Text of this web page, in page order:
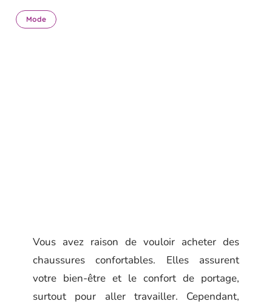
Mode
Vous avez raison de vouloir acheter des
chaussures confortables. Elles assurent
votre bien-être et le confort de portage,
surtout pour aller travailler. Cependant,